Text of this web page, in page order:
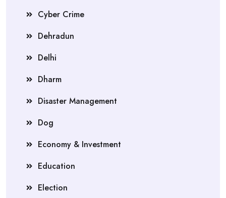
Cyber Crime
Dehradun
Delhi
Dharm
Disaster Management
Dog
Economy & Investment
Education
Election